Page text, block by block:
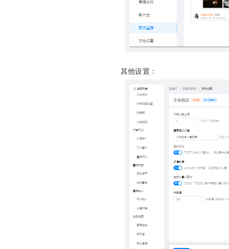
其他设置：